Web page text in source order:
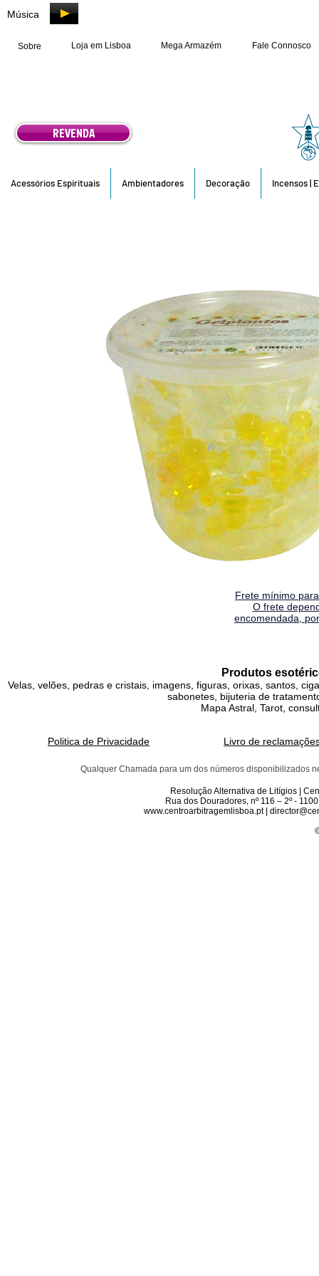
Música
Sobre Loja em Lisboa Mega Armazém Fale Connosco
REVENDA
Acessórios Espirituais Ambientadores Decoração Incensos |
Frete mínimo
O frete
encomendada,
Produtos
Velas, velões, pedras e cristais, imagens, figuras, orixas, santos,
sabonetes, bijuteria de
Mapa Astral, Tarot,
Politica de Privacidade Livro de
Qualquer Chamada para um dos números disponibilizados
Resolução Alternativa de Litígios |
Rua dos Douradores, nº 116 – 2º -
www.centroarbitragemlisboa.pt |